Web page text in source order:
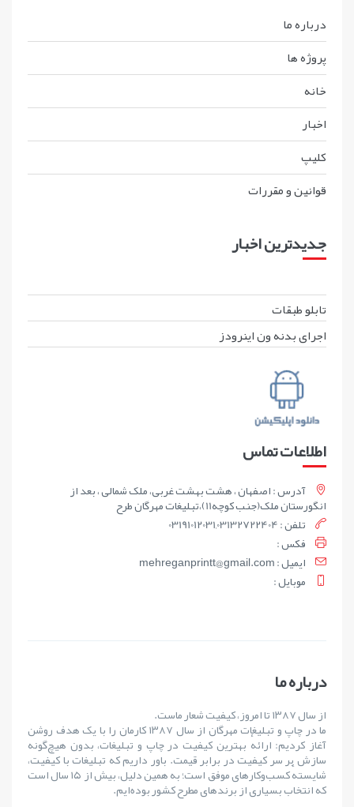
درباره ما
پروژه ها
خانه
اخبار
کليپ
قوانين و مقررات
جدیدترین اخبار
تابلو طبقات
اجرای بدنه ون اینرودز
اطلاعات تماس
آدرس : اصفهان ، هشت بهشت غربی، ملک شمالی ، بعد از
انگورستان ملک(جنب کوچه11)،تبلیغات مهرگان طرح
تلفن : 03191012031,03132722404
فکس :
ايميل : mehreganprintt@gmail.com
موبايل :
درباره ما
از سال ۱۳۸۷ تا امروز، کیفیت شعار ماست.
ما در چاپ و تبلیغات مهرگان از سال ۱۳۸۷ کارمان را با یک هدف روشن
آغاز کردیم: ارائهٔ بهترین کیفیت در چاپ و تبلیغات، بدون هیچ‌گونه
سازش بر سر کیفیت در برابر قیمت. باور داریم که تبلیغات با کیفیت،
شایستهٔ کسب‌وکارهای موفق است؛ به همین دلیل، بیش از ۱۵ سال است
که انتخاب بسیاری از برندهای مطرح کشور بوده‌ایم.